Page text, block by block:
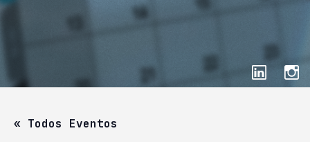
« Todos Eventos